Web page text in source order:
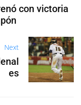
con victoria
Next
es